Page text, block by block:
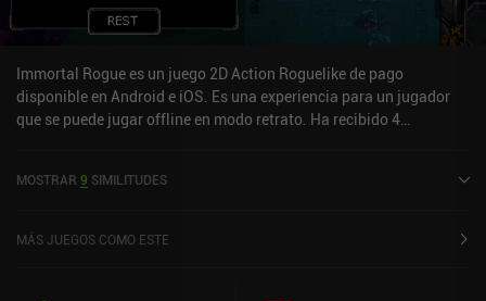
Immortal Rogue es un juego 2D Action Roguelike de pago
disponible en Android e iOS. Es una experiencia para un jugador
que se puede jugar offline en modo retrato. Ha recibido 4
4 sobre 5,0 en Google Play y de 4,2 sobre 5,0 en iOS App Store.
MOSTRAR 9 SIMILITUDES
MÁS JUEGOS COMO ESTE